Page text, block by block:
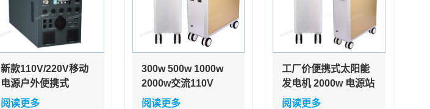
新款110V/220V移动
电源户外便携式
1000w大容量笔记本
阅读更多
300w 500w 1000w
2000w交流110V
220V锂电ups户外应
阅读更多
工厂价便携式太阳能
发电机 2000w 电源站
储能，交流电充电时
阅读更多